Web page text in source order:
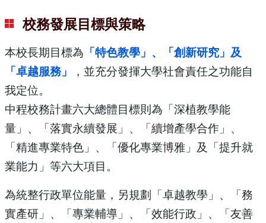
校務發展目標與策略
本校長期目標為 「特色教學」、「創新研究」及
「卓越服務」
，並充分發揮大學社會責任之功能自
我定位。
中程校務計畫六大總體目標則為「深植教學能
量」、「落實永續發展」、「續增產學合作」、
「精進專業特色」、「優化專業博雅」及「提升就
業能力」等六大項目。
為統整行政單位能量，另規劃「卓越教學」、「務
實產研」、「專業輔導」、「效能行政」、「友善